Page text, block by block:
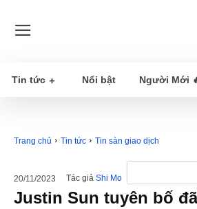
Tin tức Nổi bật Người Mới
Trang chủ Tin tức Tin sàn giao dịch
20/11/2023 Tác giả Shi Mo
Justin Sun tuyên bố